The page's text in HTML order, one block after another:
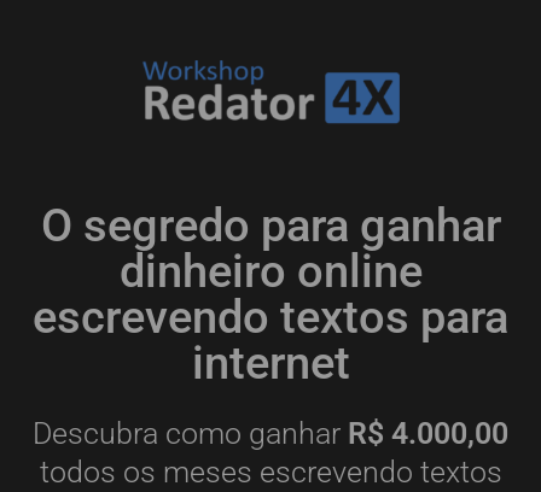
O segredo para ganhar
dinheiro online
escrevendo textos para
internet
Descubra como ganhar R$ 4.000,00
todos os meses escrevendo textos